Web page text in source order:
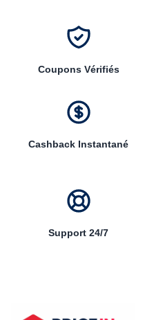
Coupons Vérifiés
Cashback Instantané
Support 24/7